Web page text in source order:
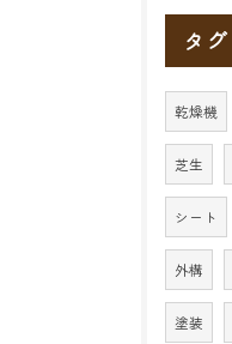
タグ
乾燥機
芝生
シート
外構
塗装